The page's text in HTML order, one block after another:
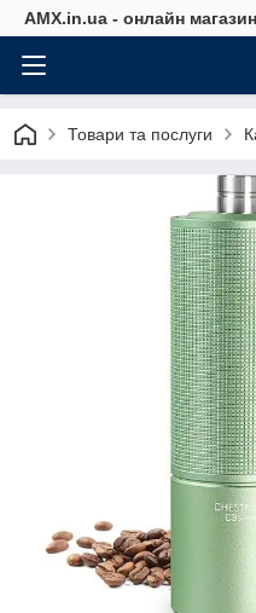
AMX.in.ua - онлайн
Товари та послуги